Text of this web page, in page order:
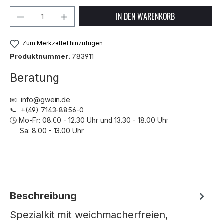
Produkt Anzahl: Gib denIN DEN WARENKORB
Zum Merkzettel hinzufügen
Produktnummer: 783911
Beratung
📧 info@gwein.de
📞 +(49) 7143-8856-0
🕒 Mo-Fr: 08.00 - 12.30 Uhr und 13.30 - 18.00 Uhr
Sa: 8.00 - 13.00 Uhr
Beschreibung
Spezialkit mit weichmacherfreien,